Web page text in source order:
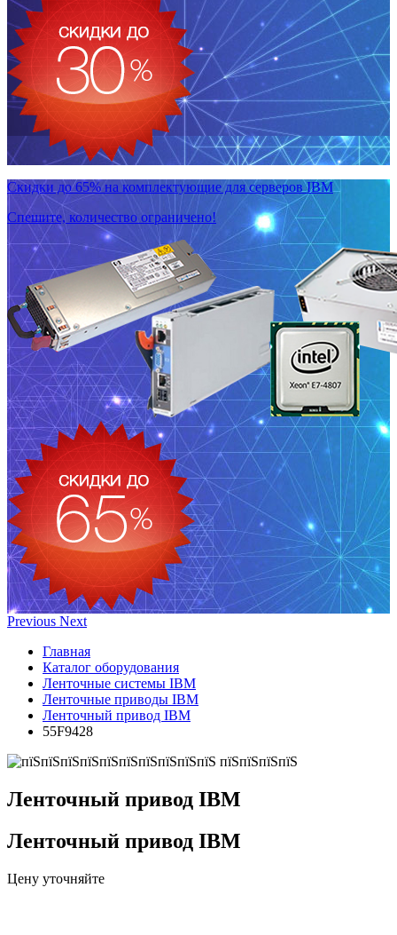
Скидки до 65% на комплектующие для серверов IBM
Спешите, количество ограничено!
Previous Next
Главная
Каталог оборудования
Ленточные системы IBM
Ленточные приводы IBM
Ленточный привод IBM
55F9428
Ленточный привод IBM
Ленточный привод IBM
Цену уточняйте